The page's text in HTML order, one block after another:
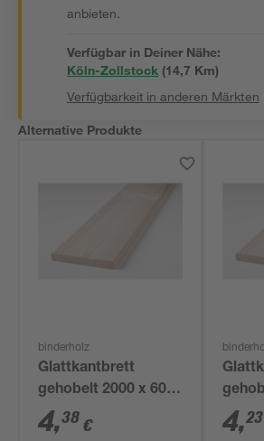
anbieten.
Verfügbar in Deiner Nähe:
Köln-Zollstock (14,7 Km)
Verfügbarkeit in anderen Märkten
Alternative Produkte
binderholz
Glattkantbrett
gehobelt 2000 x 60 x
18 mm
4,38 €
18 mm
4,23